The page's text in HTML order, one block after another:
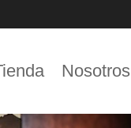
Nosotros